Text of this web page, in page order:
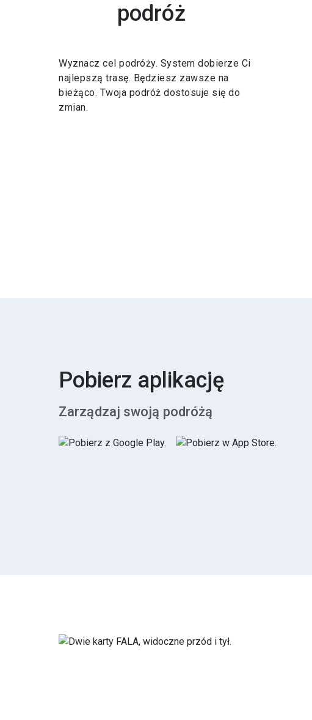
podróż
Wyznacz cel podróży. System dobierze Ci
najlepszą trasę. Będziesz zawsze na
bieżąco. Twoja podróż dostosuje się do
zmian.
Pobierz aplikację
Zarządzaj swoją podróżą